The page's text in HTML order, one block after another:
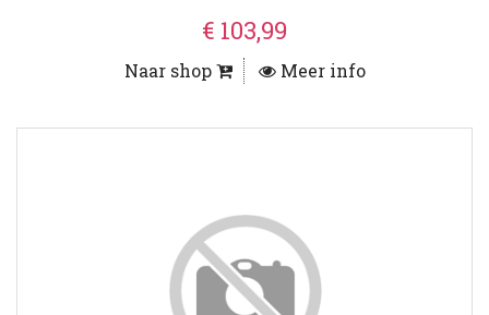
€ 103,99
Naar shop Meer info